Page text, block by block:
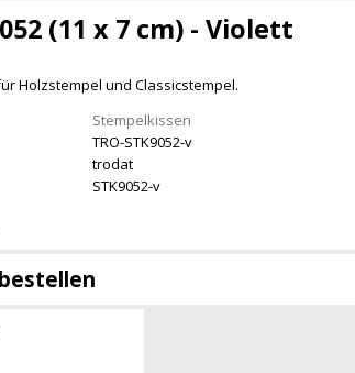
(11 x 7 cm) - Violett
Holzstempel und Classicstempel.
Stempelkissen
TRO-STK9052-v
trodat
STK9052-v